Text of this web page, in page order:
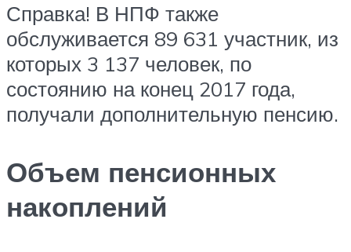
Справка! В НПФ также
обслуживается 89 631 участник, из
которых 3 137 человек, по
состоянию на конец 2017 года,
получали дополнительную пенсию.
Объем пенсионных
накоплений